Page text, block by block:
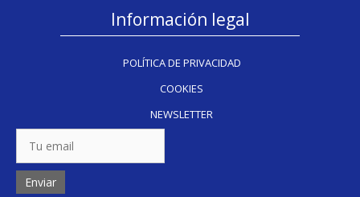
Información legal
POLÍTICA DE PRIVACIDAD
COOKIES
NEWSLETTER